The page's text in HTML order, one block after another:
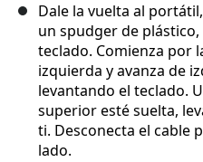
Dale la vuelta al
un spudger de
teclado. Comienza por
izquierda y avanza de
levantando el teclado.
superior esté suelta,
ti. Desconecta el cable
lado.